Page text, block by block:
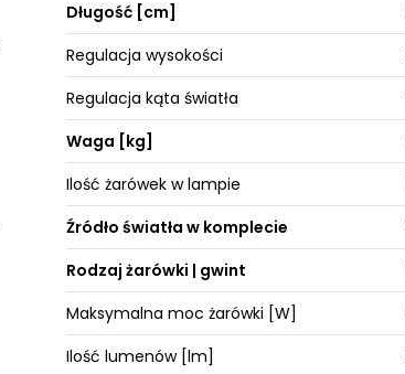
Długość [cm]
Regulacja wysokości
Regulacja kąta światła
Waga [kg]
Ilość żarówek w lampie
Źródło światła w komplecie
Rodzaj żarówki | gwint
Maksymalna moc żarówki [W]
Ilość lumenów [lm]